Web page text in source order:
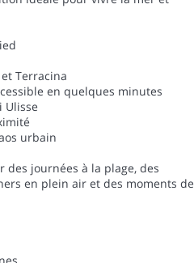
Terracina
en quelques minutes
Ulisse
urbain
journées à la plage, des
en plein air et des moments de